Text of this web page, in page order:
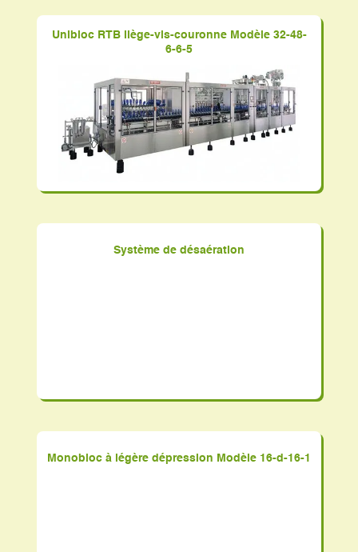
Unibloc RTB liège-vis-couronne Modèle 32-48-
6-6-5
Système de désaération
Monobloc à légère dépression Modèle 16-d-16-1